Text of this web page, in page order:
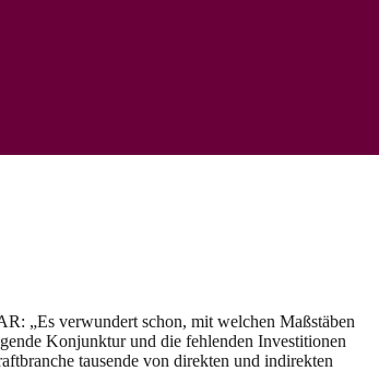
„Es verwundert schon, mit welchen Maßstäben
Konjunktur und die fehlenden Investitionen
tausende von direkten und indirekten